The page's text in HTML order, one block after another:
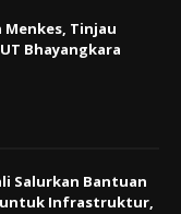
Menkes, Tinjau
Bhayangkara
Salurkan Bantuan
untuk Infrastruktur,